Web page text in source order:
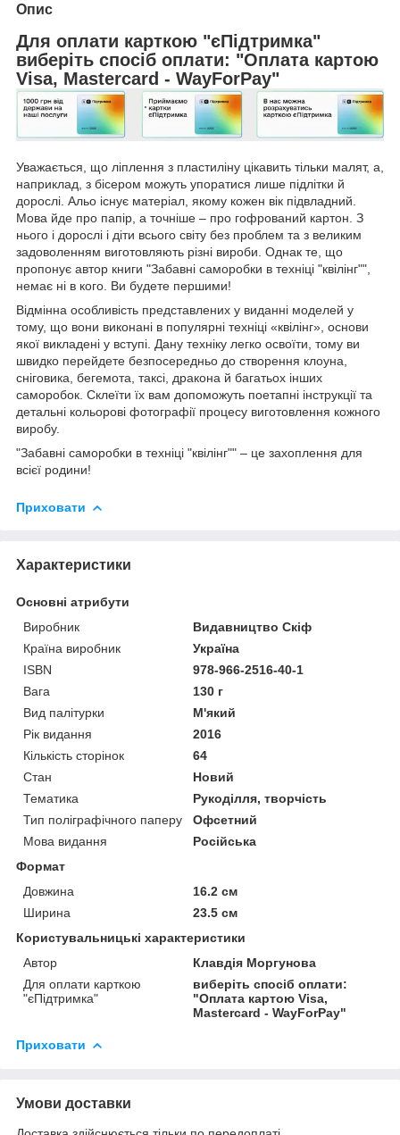
Опис
Для оплати карткою "єПідтримка"
виберіть спосіб оплати: "Оплата картою
Visa, Mastercard - WayForPay"
Уважається, що ліплення з пластиліну цікавить тільки малят, а,
наприклад, з бісером можуть упоратися лише підлітки й
дорослі. Альо існує матеріал, якому кожен вік підвладний.
Мова йде про папір, а точніше – про гофрований картон. З
нього і дорослі і діти всього світу без проблем та з великим
задоволенням виготовляють різні вироби. Однак те, що
пропонує автор книги "Забавні саморобки в техніці "квілінг"",
немає ні в кого. Ви будете першими!
Відмінна особливість представлених у виданні моделей у
тому, що вони виконані в популярні техніці «квілінг», основи
якої викладені у вступі. Дану техніку легко освоїти, тому ви
швидко перейдете безпосередньо до створення клоуна,
сніговика, бегемота, таксі, дракона й багатьох інших
саморобок. Склеїти їх вам допоможуть поетапні інструкції та
детальні кольорові фотографії процесу виготовлення кожного
виробу.
"Забавні саморобки в техніці "квілінг"" – це захоплення для
всієї родини!
Приховати
Характеристики
Основні атрибути
Виробник
Видавництво Скіф
Країна виробник
Україна
ISBN
978-966-2516-40-1
Вага
130 г
Вид палітурки
М'який
Рік видання
2016
Кількість сторінок
64
Стан
Новий
Тематика
Рукоділля, творчість
Тип поліграфічного паперу
Офсетний
Мова видання
Російська
Формат
Довжина
16.2 см
Ширина
23.5 см
Користувальницькі характеристики
Автор
Клавдія Моргунова
Для оплати карткою
"єПідтримка"
виберіть спосіб оплати:
"Оплата картою Visa,
Mastercard - WayForPay"
Приховати
Умови доставки